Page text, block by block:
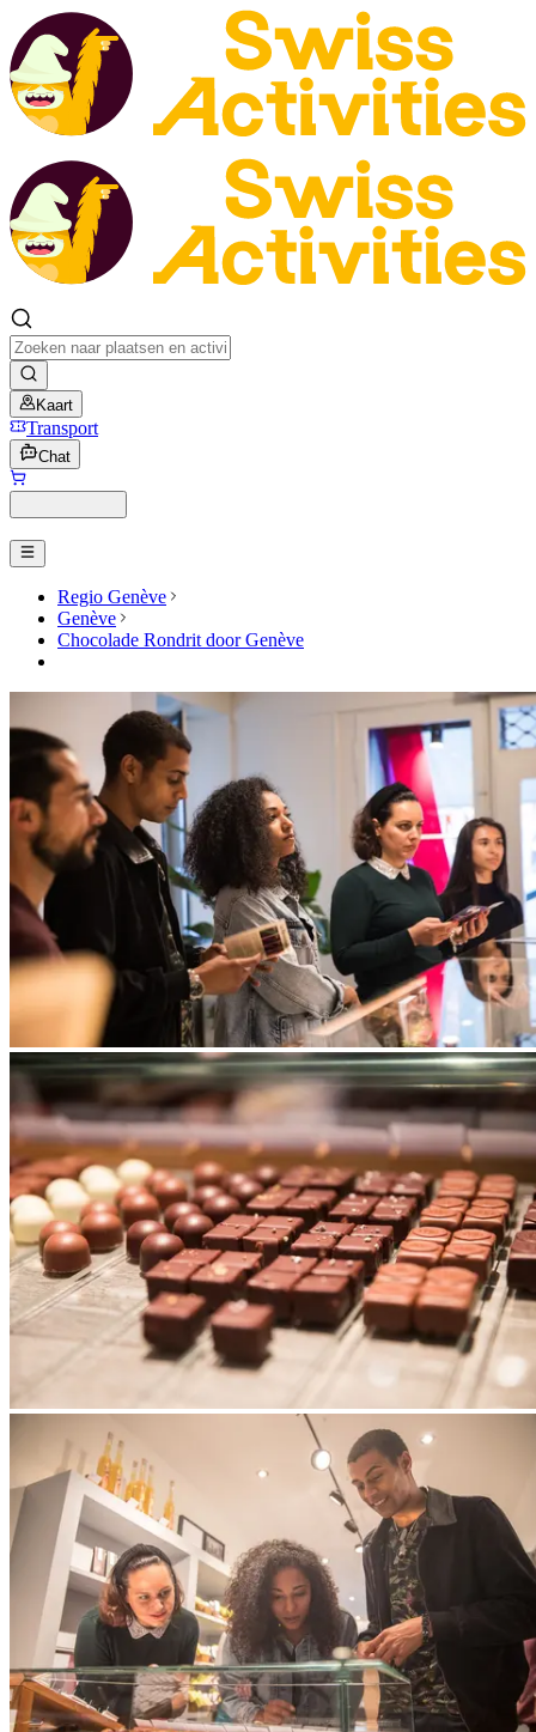
Kaart
Transport
Chat
Regio Genève
Genève
Chocolade Rondrit door Genève